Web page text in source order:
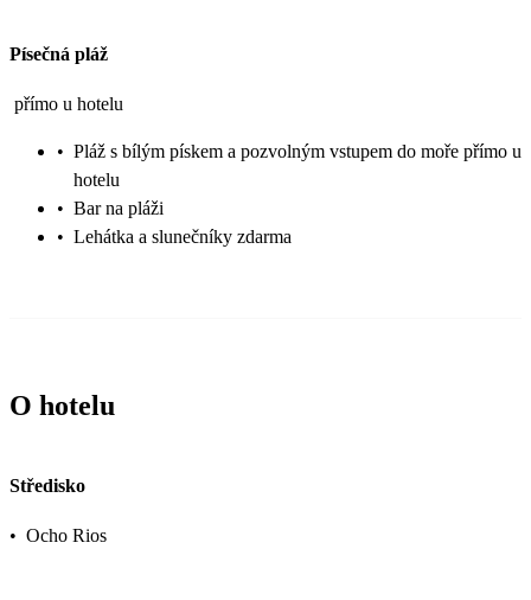
Písečná pláž
přímo u hotelu
• Pláž s bílým pískem a pozvolným vstupem do moře přímo u
hotelu
• Bar na pláži
• Lehátka a slunečníky zdarma
O hotelu
Středisko
• Ocho Rios